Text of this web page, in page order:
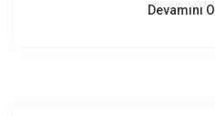
Devamını